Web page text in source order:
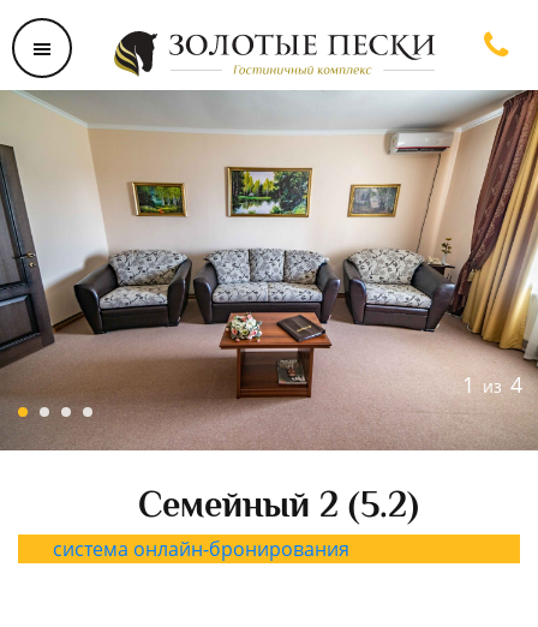
1 из 4
Семейный 2 (5.2)
система онлайн-бронирования